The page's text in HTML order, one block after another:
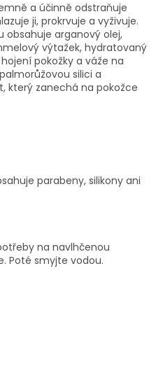
a účinně odstraňuje
ji, prokrvuje a vyživuje.
obsahuje arganový olej,
výtažek, hydratovaný
pokožky a váže na
silici a
který zanechá na pokožce
parabeny, silikony ani
na navlhčenou
Poté smyjte vodou.